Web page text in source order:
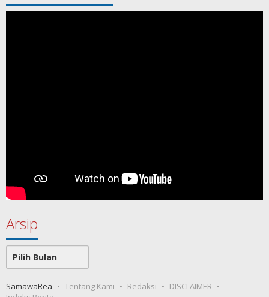
Arsip
Arsip
SamawaRea Tentang Kami Redaksi
DISCLAIMER